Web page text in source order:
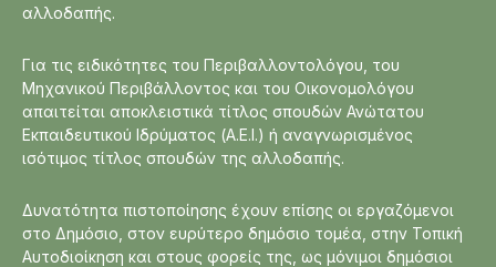
αλλοδαπής.
Για τις ειδικότητες του Περιβαλλοντολόγου, του
Μηχανικού Περιβάλλοντος και του Οικονομολόγου
απαιτείται αποκλειστικά τίτλος σπουδών Ανώτατου
Εκπαιδευτικού Ιδρύματος (Α.Ε.Ι.) ή αναγνωρισμένος
ισότιμος τίτλος σπουδών της αλλοδαπής.
Δυνατότητα πιστοποίησης έχουν επίσης οι εργαζόμενοι
στο Δημόσιο, στον ευρύτερο δημόσιο τομέα, στην Τοπική
Αυτοδιοίκηση και στους φορείς της, ως μόνιμοι δημόσιοι